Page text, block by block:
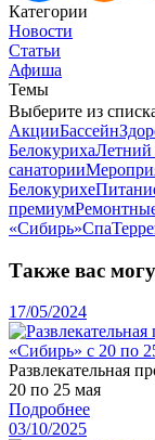
Категории
Новости
Статьи
Афиша
Темы
Выберите из
АкцииБассейн
БелокурихаЛетний
санатории
Белокурихе
премиум
«Сибирь»Спа
Также вас
17/05/2024
Развлекательная
20 по 25 мая
Подробнее
03/10/2025